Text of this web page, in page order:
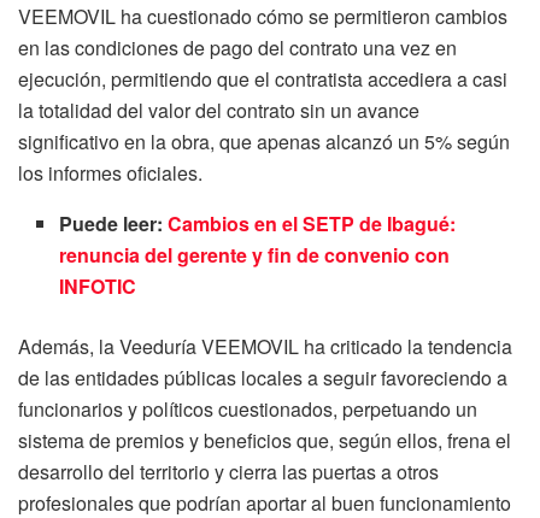
VEEMOVIL ha cuestionado cómo se permitieron cambios
en las condiciones de pago del contrato una vez en
ejecución, permitiendo que el contratista accediera a casi
la totalidad del valor del contrato sin un avance
significativo en la obra, que apenas alcanzó un 5% según
los informes oficiales.
Puede leer:Cambios en el SETP de Ibagué:
renuncia del gerente y fin de convenio con
INFOTIC
Además, la Veeduría VEEMOVIL ha criticado la tendencia
de las entidades públicas locales a seguir favoreciendo a
funcionarios y políticos cuestionados, perpetuando un
sistema de premios y beneficios que, según ellos, frena el
desarrollo del territorio y cierra las puertas a otros
profesionales que podrían aportar al buen funcionamiento